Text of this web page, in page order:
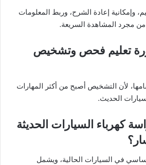
وإمكانية إعادة الشرح، وربط المعلومات
من مجرد المشاهدة السريعة.
تعليم فحص وتشخيص
لأن التشخيص أصبح من أكثر المهارات
الحديث.
كهرباء السيارات الحديثة
في السيارات الحالية، ويشمل